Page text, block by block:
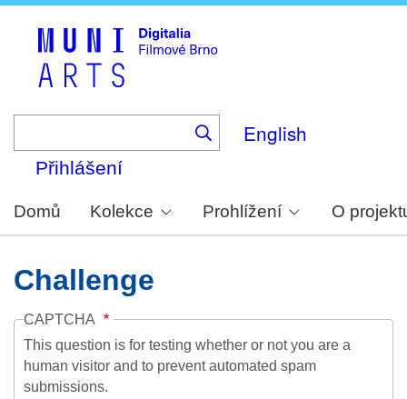
English
Přihlášení
Domů Kolekce Prohlížení O
Challenge
CAPTCHA
This question is for testing whether or not you are a
human visitor and to prevent automated spam
submissions.